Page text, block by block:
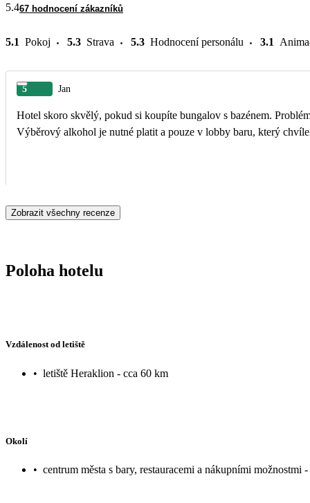
5.467 hodnocení zákazníků
5.1 Pokoj 5.3 Strava 5.3 Hodnocení personálu 3.1
5 Jan
Hotel skoro skvělý, pokud si koupíte bungalov s bazénem.
Výběrový alkohol je nutné platit a pouze v lobby baru, který
Zobrazit všechny recenze
Poloha hotelu
Vzdálenost od letiště
• letiště Heraklion - cca 60 km
Okolí
• centrum města s bary, restauracemi a nákupními možnostmi